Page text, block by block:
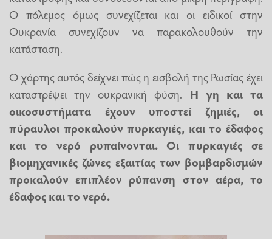
Ο πόλεμος όμως συνεχίζεται και οι ειδικοί στην
Ουκρανία συνεχίζουν να παρακολουθούν την
κατάσταση.
Ο χάρτης αυτός δείχνει πώς η εισβολή της Ρωσίας έχει
καταστρέψει την ουκρανική φύση. Η γη και τα
οικοσυστήματα έχουν υποστεί ζημιές, οι
πύραυλοι προκαλούν πυρκαγιές, και το έδαφος
και το νερό ρυπαίνονται. Οι πυρκαγιές σε
βιομηχανικές ζώνες εξαιτίας των βομβαρδισμών
προκαλούν επιπλέον ρύπανση στον αέρα, το
έδαφος και το νερό.